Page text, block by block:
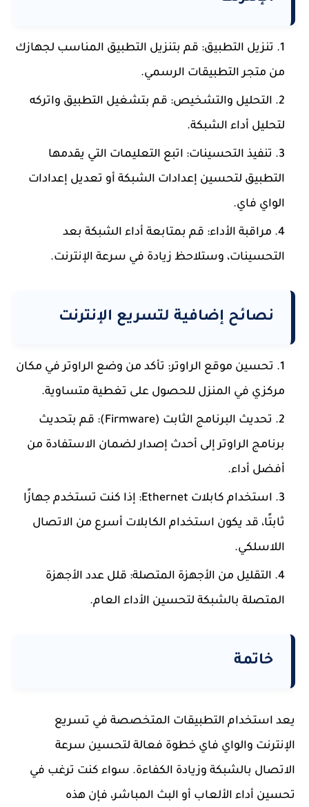
تنزيل التطبيق: قم بتنزيل التطبيق المناسب لجهازك
من متجر التطبيقات الرسمي.
التحليل والتشخيص: قم بتشغيل التطبيق واتركه
لتحليل أداء الشبكة.
تنفيذ التحسينات: اتبع التعليمات التي يقدمها
التطبيق لتحسين إعدادات الشبكة أو تعديل إعدادات
الواي فاي.
مراقبة الأداء: قم بمتابعة أداء الشبكة بعد
التحسينات، وستلاحظ زيادة في سرعة الإنترنت.
نصائح إضافية لتسريع الإنترنت
تحسين موقع الراوتر: تأكد من وضع الراوتر في مكان
مركزي في المنزل للحصول على تغطية متساوية.
تحديث البرنامج الثابت (Firmware): قم بتحديث
برنامج الراوتر إلى أحدث إصدار لضمان الاستفادة من
أفضل أداء.
استخدام كابلات Ethernet: إذا كنت تستخدم جهازًا
ثابتًا، قد يكون استخدام الكابلات أسرع من الاتصال
اللاسلكي.
التقليل من الأجهزة المتصلة: قلل عدد الأجهزة
المتصلة بالشبكة لتحسين الأداء العام.
خاتمة
يعد استخدام التطبيقات المتخصصة في تسريع
الإنترنت والواي فاي خطوة فعالة لتحسين سرعة
الاتصال بالشبكة وزيادة الكفاءة. سواء كنت ترغب في
تحسين أداء الألعاب أو البث المباشر، فإن هذه